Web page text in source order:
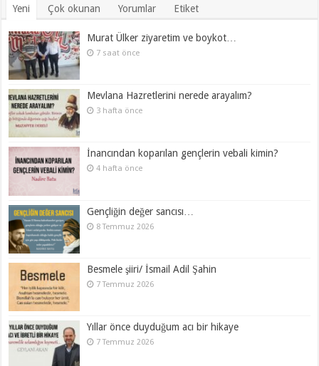
Yeni Çok okunan Yorumlar Etiket
Murat Ülker ziyaretim ve boykot…
7 saat önce
Mevlana Hazretlerini nerede arayalım?
3 hafta önce
İnancından koparılan gençlerin vebali kimin?
4 hafta önce
Gençliğin değer sancısı…
8 Temmuz 2026
Besmele şiiri/ İsmail Adil Şahin
7 Temmuz 2026
Yıllar önce duyduğum acı bir hikaye
7 Temmuz 2026